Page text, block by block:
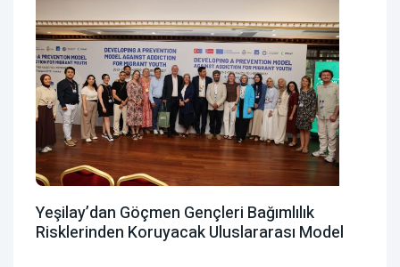
Yeşilay’dan Göçmen Gençleri Bağımlılık
Risklerinden Koruyacak Uluslararası Model